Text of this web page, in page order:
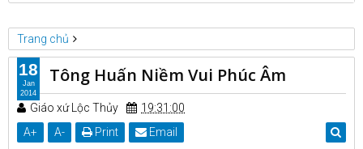
Trang chủ
Tông huấn Giáo hội Công giáo
Tông Huấn Niềm Vui Phúc Âm
Tông Huấn Niềm Vui Phúc Âm
Giáo xứ Lộc Thủy
19:31:00
A+ A- Print Email
18
Jan
2014